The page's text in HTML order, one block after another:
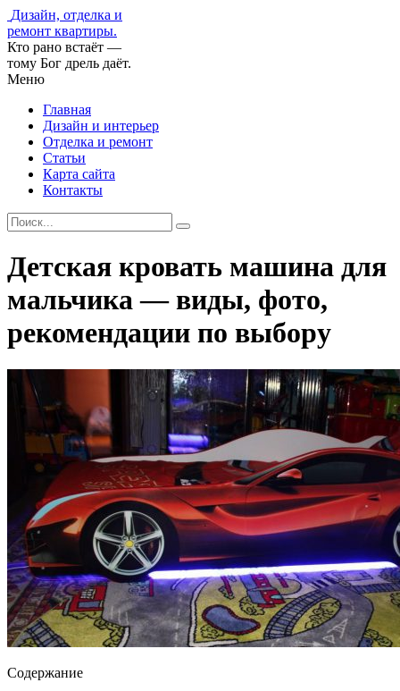
Дизайн, отделка и
ремонт квартиры.
Кто рано встаёт —
тому Бог дрель даёт.
Меню
Главная
Дизайн и интерьер
Отделка и ремонт
Статьи
Карта сайта
Контакты
Детская кровать машина для
мальчика — виды, фото,
рекомендации по выбору
Содержание